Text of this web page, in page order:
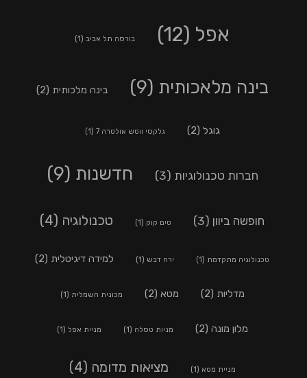
אפל (12) בורסה תל אביב (1)
בינה מלאכותית (9) בינה מלכותית (2)
גוגל (2) גלקסי ווטש אולטרה 7 (1)
חברות טכנולוגיות (3) חדשנות (9)
חופשה ביוון (3) טים קוק (1) טכנולוגיה (4)
טכנולוגיה מתקדמת (1) ירח דבש (1) למידה דיגיטלית (2)
מדליות (2) מטא (2) מכונית חשמלית (1)
מלון מונה (2) מניות טסלה (1) מניית אפל (1)
מניית מטא (1) מציאות מדומה (4)